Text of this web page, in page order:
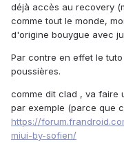
déjà accès au recovery
comme tout le monde,
d'origine bouygue avec
Par contre en effet le
poussières.
comme dit clad , va faire
par exemple (parce que
https://
miui-by-sofien/